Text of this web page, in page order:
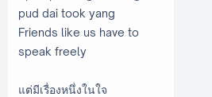
pud dai took yang
Friends like us have to
speak freely
แต่มีเรื่องหนึ่งในใจ